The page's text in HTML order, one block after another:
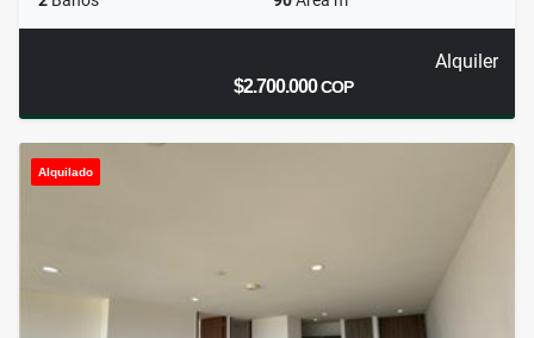
Alquiler
$2.700.000COP
Alquilado